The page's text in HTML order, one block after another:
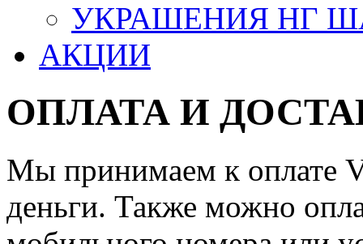
УКРАШЕНИЯ НГ
АКЦИИ
ОПЛАТА И
Мы принимаем к оплате
деньги. Также можно